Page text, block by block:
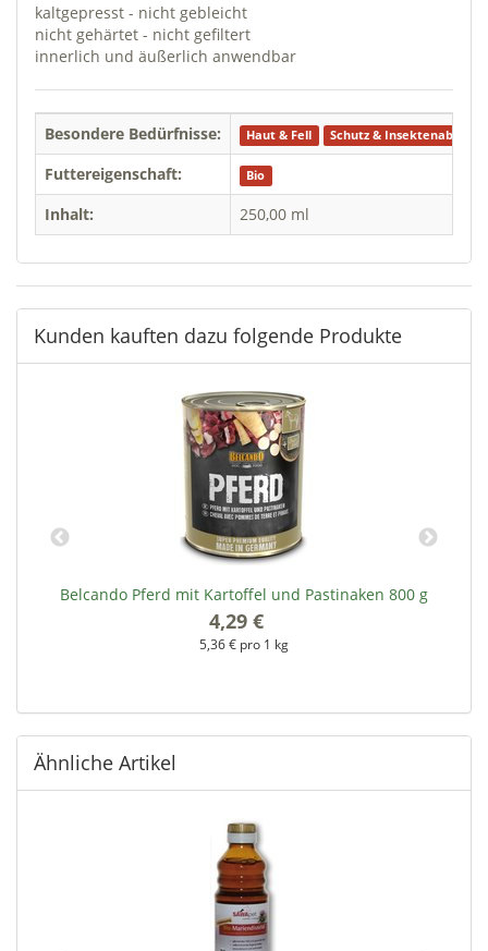
kaltgepresst - nicht gebleicht
nicht gehärtet - nicht gefiltert
innerlich und äußerlich anwendbar
Besondere Bedürfnisse: Haut & Fell Schutz & Insektenabwehr
Futtereigenschaft: Bio
Inhalt: 250,00 ml
Kunden kauften dazu folgende Produkte
Belcando Pferd mit Kartoffel und Pastinaken 800 g
4,29 €
5,36 € pro 1 kg
Ähnliche Artikel